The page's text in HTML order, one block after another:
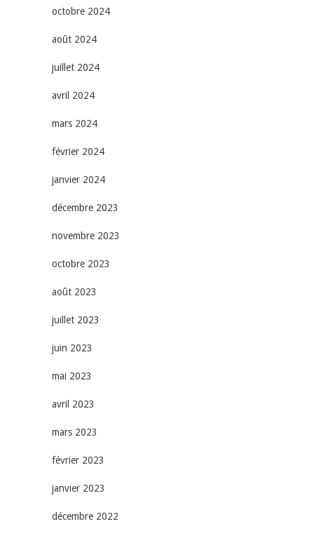
octobre 2024
août 2024
juillet 2024
avril 2024
mars 2024
février 2024
janvier 2024
décembre 2023
novembre 2023
octobre 2023
août 2023
juillet 2023
juin 2023
mai 2023
avril 2023
mars 2023
février 2023
janvier 2023
décembre 2022